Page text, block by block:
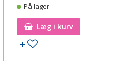
På lager
Læg i kurv
Tilføj til ønskeseddel